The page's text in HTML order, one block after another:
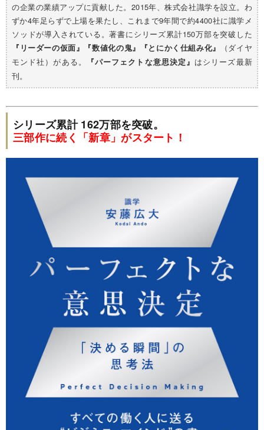
の企業の業績アップに貢献した。2015年、株式会社識学を設立。わ
ずか4年足らずで上場を果たし、これまで9年間で約4400社に識学メ
ソッドが導入されている。著書にシリーズ累計150万部を突破した
『リーダーの仮面』『数値化の鬼』『とにかく仕組み化』
（ダイヤ
モンド社）がある。
『パーフェクトな意思決定』 はシリーズ最新
刊。
シリーズ累計 162万部を突破。
三部作に続く「新章」がスタート！